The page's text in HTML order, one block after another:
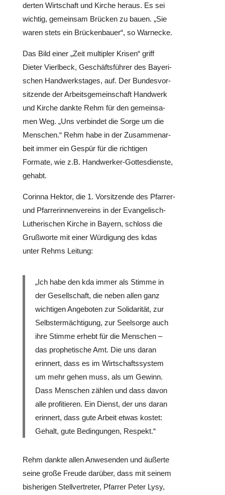
der­ten Wirt­schaft und Kirche heraus. Es sei
wichtig, gemein­sam Brücken zu bauen. „Sie
waren stets ein Brü­cken­bauer“, so Warnecke.
Das Bild einer „Zeit mul­ti­pler Krisen“ griff
Dieter Vier­l­beck, Geschäfts­füh­rer des Baye­ri­
schen Hand­werks­ta­ges, auf. Der Bun­des­vor­
sit­zende der Arbeits­ge­mein­schaft Handwerk
und Kirche dankte Rehm für den gemein­sa­
men Weg. „Uns ver­bin­det die Sorge um die
Menschen.“ Rehm habe in der Zusam­men­ar­
beit immer ein Gespür für die rich­ti­gen
Formate, wie z.B. Hand­wer­ker-Got­tes­dienste,
gehabt.
Corinna Hektor, die 1. Vor­sit­zende des Pfarrer-
und Pfar­re­rin­nen­ver­eins in der Evan­ge­lisch-
Luthe­ri­schen Kirche in Bayern, schloss die
Gruß­worte mit einer Wür­di­gung des kdas
unter Rehms Leitung:
„Ich habe den kda immer als Stimme in
der Gesell­schaft, die neben allen ganz
wich­ti­gen Ange­bo­ten zur Soli­da­ri­tät, zur
Selbst­er­mäch­ti­gung, zur Seel­sorge auch
ihre Stimme erhebt für die Menschen –
das pro­phe­ti­sche Amt. Die uns daran
erinnert, dass es im Wirt­schafts­sys­tem
um mehr gehen muss, als um Gewinn.
Dass Menschen zählen und dass davon
alle pro­fi­tie­ren. Ein Dienst, der uns daran
erinnert, dass gute Arbeit etwas kostet:
Gehalt, gute Bedin­gun­gen, Respekt.“
Rehm dankte allen Anwe­sen­den und äußerte
seine große Freude darüber, dass mit seinem
bis­he­ri­gen Stell­ver­tre­ter, Pfarrer Peter Lysy,